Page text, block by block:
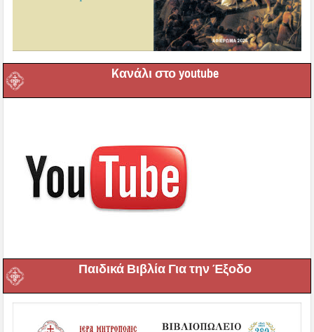
Kανάλι στο youtube
Παιδικά Βιβλία Για την Έξοδο